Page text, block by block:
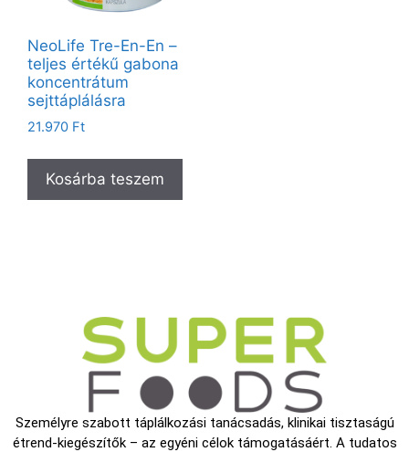
NeoLife Tre-En-En –
teljes értékű gabona
koncentrátum
sejttáplálásra
21.970 Ft
Kosárba teszem
Személyre szabott táplálkozási tanácsadás, klinikai tisztaságú
étrend-kiegészítők – az egyéni célok támogatásáért. A tudatos